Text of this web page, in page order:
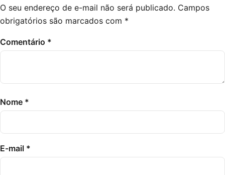
O seu endereço de e-mail não será publicado. Campos
obrigatórios são marcados com *
Comentário *
Nome *
E-mail *